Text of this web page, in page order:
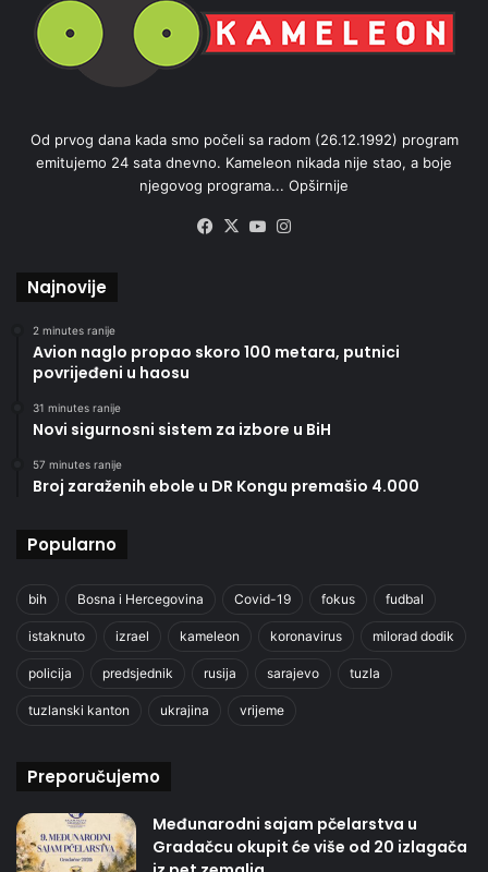
Od prvog dana kada smo počeli sa radom (26.12.1992) program
emitujemo 24 sata dnevno. Kameleon nikada nije stao, a boje
njegovog programa... Opširnije
Facebook
X YouTube
Najnovije
2 minutes ranije
Avion naglo propao skoro 100 metara, putnici
povrijeđeni u haosu
31 minutes ranije
Novi sigurnosni sistem za izbore u BiH
57 minutes ranije
Broj zaraženih ebole u DR Kongu premašio 4.000
Popularno
bih Bosna i Hercegovina Covid-19 fokus fudbal
istaknuto izrael kameleon koronavirus milorad dodik
policija predsjednik rusija sarajevo tuzla
tuzlanski kanton ukrajina vrijeme
Preporučujemo
Međunarodni sajam pčelarstva u
Gradačcu okupit će više od 20 izlagača